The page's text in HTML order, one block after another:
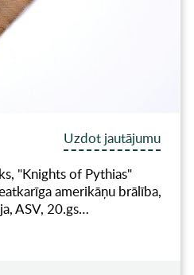
Uzdot jautājumu
"Knights of Pythias"
amerikāņu brālība,
ASV, 20.gs…